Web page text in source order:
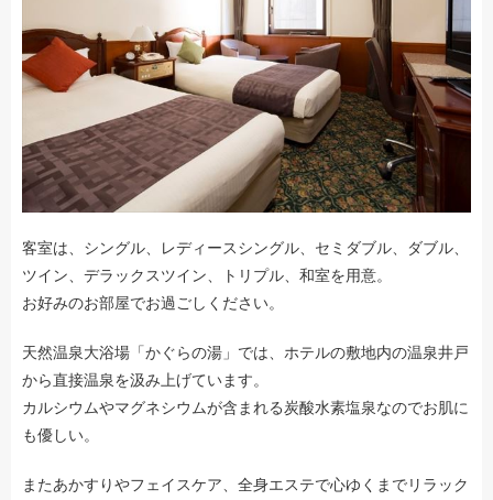
客室は、シングル、レディースシングル、セミダブル、ダブル、
ツイン、デラックスツイン、トリプル、和室を用意。
お好みのお部屋でお過ごしください。
天然温泉大浴場「かぐらの湯」では、ホテルの敷地内の温泉井戸
から直接温泉を汲み上げています。
カルシウムやマグネシウムが含まれる炭酸水素塩泉なのでお肌に
も優しい。
またあかすりやフェイスケア、全身エステで心ゆくまでリラック